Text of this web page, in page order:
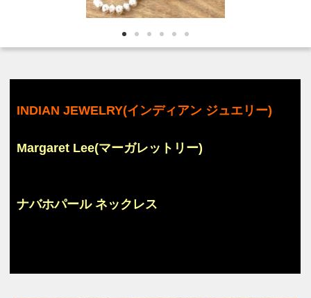
INDIAN JEWELRY(インディアン ジュエリー)
Margaret Lee(マーガレットリー)
ナバホパール ネックレス